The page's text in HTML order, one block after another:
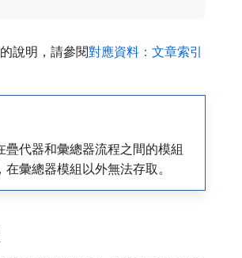
說明，請參閱對應資料：文章索引
疊代器和彙總器流程之間的模組
在彙總器模組以外無法存取。